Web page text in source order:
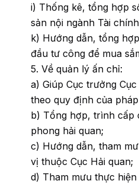
i) Thống kê, tổng hợp
sản nội ngành Tài
k) Hướng dẫn, tổng
đầu tư công để mua
5. Về quản lý ấn chỉ:
a) Giúp Cục trưởng
theo quy định của
b) Tổng hợp, trình cấp
phong hải quan;
c) Hướng dẫn, tham
vị thuộc Cục Hải quan;
d) Tham mưu thực